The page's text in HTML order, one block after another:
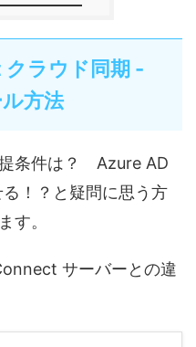
ラウド同期 -
方法
条件は？ Azure AD
！？と疑問に思う方
す。
サーバーとの違